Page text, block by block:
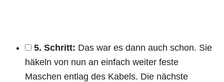
5. Schritt: Das war es dann auch schon. Sie
häkeln von nun an einfach weiter feste
Maschen entlag des Kabels. Die nächste